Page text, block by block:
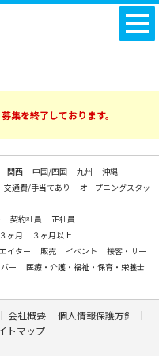
集を終了しております。
関西 中国/四国 九州
沖縄
交通費/手当てあり
オープニングスタッ
契約社員
正社員
ヶ月
３ヶ月以上
イター 販売 イベント
接客・サー
ー
医療・介護・福祉・保育・栄養士
会社概要
個人情報保護方針
トマップ